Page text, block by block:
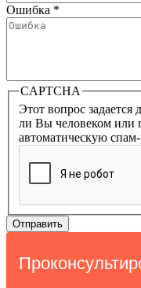
Ошибка *
CAPTCHA
Этот вопрос задается
ли Вы человеком или
автоматическую